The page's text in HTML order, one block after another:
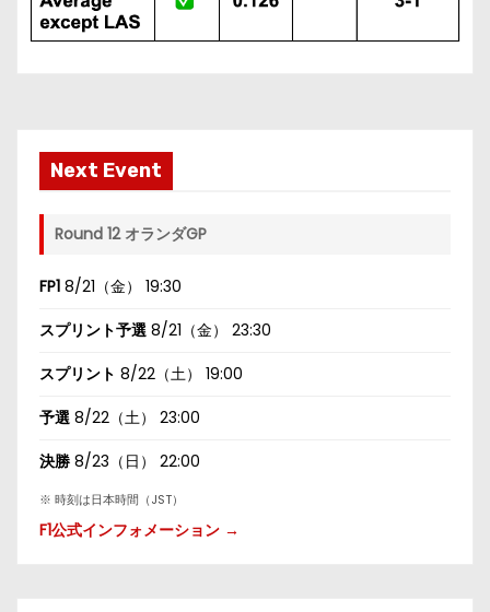
Next Event
Round 12 オランダGP
FP1 8/21（金） 19:30
スプリント予選 8/21（金） 23:30
スプリント 8/22（土） 19:00
予選 8/22（土） 23:00
決勝 8/23（日） 22:00
※ 時刻は日本時間（JST）
F1公式インフォメーション →